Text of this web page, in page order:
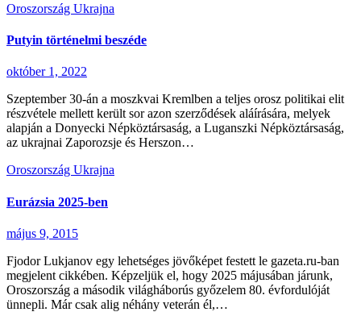
Oroszország Ukrajna
Putyin történelmi beszéde
október 1, 2022
Szeptember 30-án a moszkvai Kremlben a teljes orosz politikai elit
részvétele mellett került sor azon szerződések aláírására, melyek
alapján a Donyecki Népköztársaság, a Luganszki Népköztársaság,
az ukrajnai Zaporozsje és Herszon…
Oroszország Ukrajna
Eurázsia 2025-ben
május 9, 2015
Fjodor Lukjanov egy lehetséges jövőképet festett le gazeta.ru-ban
megjelent cikkében. Képzeljük el, hogy 2025 májusában járunk,
Oroszország a második világháborús győzelem 80. évfordulóját
ünnepli. Már csak alig néhány veterán él,…